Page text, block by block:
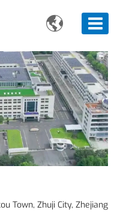

Town, Zhuji City, Zhejiang